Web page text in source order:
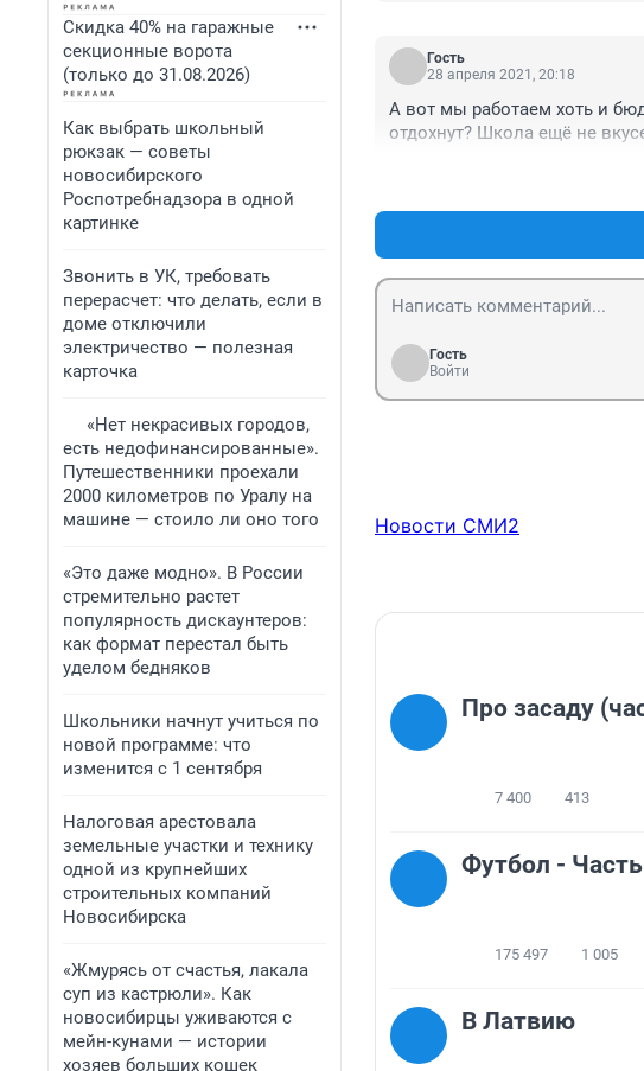
Скидка 40% на гаражные
секционные ворота
(только до 31.08.2026)
Как выбрать школьный
рюкзак — советы
новосибирского
Роспотребнадзора в одной
картинке
Звонить в УК, требовать
перерасчет: что делать, если в
доме отключили
электричество — полезная
карточка
«Нет некрасивых городов,
есть недофинансированные».
Путешественники проехали
2000 километров по Уралу на
машине — стоило ли оно того
«Это даже модно». В России
стремительно растет
популярность дискаунтеров:
как формат перестал быть
уделом бедняков
Школьники начнут учиться по
новой программе: что
изменится с 1 сентября
Налоговая арестовала
земельные участки и технику
одной из крупнейших
строительных компаний
Новосибирска
«Жмурясь от счастья, лакала
суп из кастрюли». Как
новосибирцы уживаются с
мейн-кунами — истории
хозяев больших кошек
Гость
28 апреля 2021, 20:18
А вот мы работаем хоть и
отдохнут? Школа ещё не
Гость
Войти
Новости СМИ2
Про засаду
7 400 413
Футбол -
175 497 1 005
В Латвию